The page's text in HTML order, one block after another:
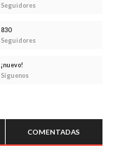
Seguidores
830
Seguidores
¡nuevo!
Síguenos
COMENTADAS